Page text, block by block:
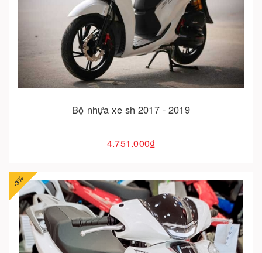
Bộ nhựa xe sh 2017 - 2019
4.751.000₫
Cho vào giỏ hàng
-3%